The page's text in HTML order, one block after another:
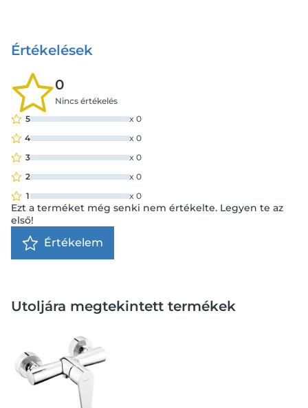
Értékelések
0
Nincs értékelés
5
x 0
4
x 0
3
x 0
2
x 0
1
x 0
Ezt a terméket még senki nem értékelte. Legyen te az
első!
Értékelem
Utoljára megtekintett termékek